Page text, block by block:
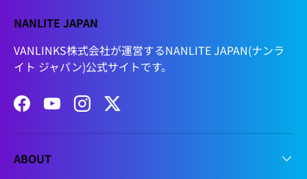
NANLITE JAPAN
VANLINKS株式会社が運営するNANLITE JAPAN(ナンラ
イト ジャパン)公式サイトです。
FacebookYouTubeInstagramTwitter
ABOUT